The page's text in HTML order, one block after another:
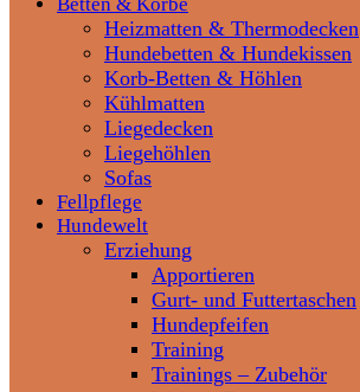
Heizmatten & Thermodecken
Hundebetten & Hundekissen
Korb-Betten & Höhlen
Kühlmatten
Liegedecken
Liegehöhlen
Sofas
Fellpflege
Hundewelt
Erziehung
Apportieren
Gurt- und Futtertaschen
Hundepfeifen
Training
Trainings – Zubehör